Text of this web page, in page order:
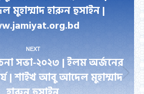
Previous
post:
হারুন হুসাইন |
NEXT
Next
post:
সভা-২০২৩ | ইলম অর্জনের
| শাইখ আবু আদেল মুহাম্মাদ